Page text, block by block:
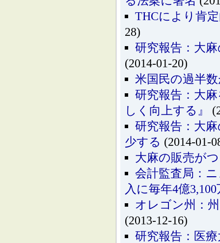
THCにより肯
28)
研究報告：大
(2014-01-20)
米国民の過半
研究報告：大
しく向上する』
研究報告：大
少する (2014-01-
大麻の販売が
会計監査局：
入に毎年4億
オレゴン州：
(2013-12-16)
研究報告：医